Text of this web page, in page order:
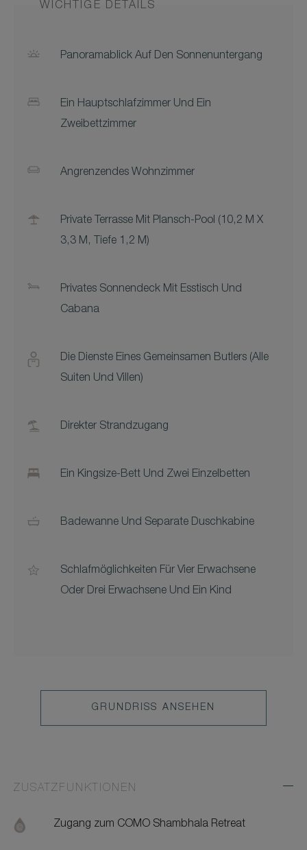
WICHTIGE DETAILS
Panoramablick Auf Den Sonnenuntergang
Ein Hauptschlafzimmer Und Ein
Zweibettzimmer
Angrenzendes Wohnzimmer
Private Terrasse Mit Plansch-Pool (10,2 M X
3,3 M, Tiefe 1,2 M)
Privates Sonnendeck Mit Esstisch Und
Cabana
Die Dienste Eines Gemeinsamen Butlers (alle
Suiten Und Villen)
Direkter Strandzugang
Ein Kingsize-Bett Und Zwei Einzelbetten
Badewanne Und Separate Duschkabine
Schlafmöglichkeiten Für Vier Erwachsene
Oder Drei Erwachsene Und Ein Kind
GRUNDRISS ANSEHEN
ZUSATZFUNKTIONEN
Zugang zum COMO Shambhala Retreat